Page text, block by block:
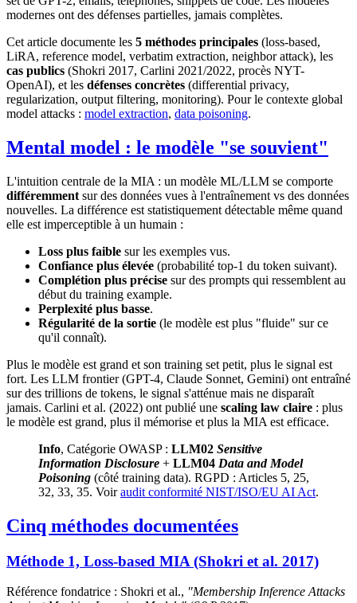
modernes ont des défenses partielles, jamais complètes.
Cet article documente les 5 méthodes principales (loss-based,
LiRA, reference model, verbatim extraction, neighbor attack), les
cas publics (Shokri 2017, Carlini 2021/2022, procès NYT-
OpenAI), et les défenses concrètes (differential privacy,
regularization, output filtering, monitoring). Pour le contexte global
model attacks : model extraction, data poisoning.
Mental model : le modèle "se souvient"
L'intuition centrale de la MIA : un modèle ML/LLM se comporte
différemment sur des données vues à l'entraînement vs des données
nouvelles. La différence est statistiquement détectable même quand
elle est imperceptible à un humain :
Loss plus faible sur les exemples vus.
Confiance plus élevée (probabilité top-1 du token suivant).
Complétion plus précise sur des prompts qui ressemblent au
début du training example.
Perplexité plus basse.
Régularité de la sortie (le modèle est plus "fluide" sur ce
qu'il connaît).
Plus le modèle est grand et son training set petit, plus le signal est
fort. Les LLM frontier (GPT-4, Claude Sonnet, Gemini) ont entraîné
sur des trillions de tokens, le signal s'atténue mais ne disparaît
jamais. Carlini et al. (2022) ont publié une scaling law claire : plus
le modèle est grand, plus il mémorise et plus la MIA est efficace.
Info, Catégorie OWASP : LLM02 Sensitive
Information Disclosure + LLM04 Data and Model
Poisoning (côté training data). RGPD : Articles 5, 25,
32, 33, 35. Voiraudit conformité NIST/ISO/EU AI Act.
Cinq méthodes documentées
Méthode 1, Loss-based MIA (Shokri et al. 2017)
Référence fondatrice : Shokri et al., "Membership Inference Attacks